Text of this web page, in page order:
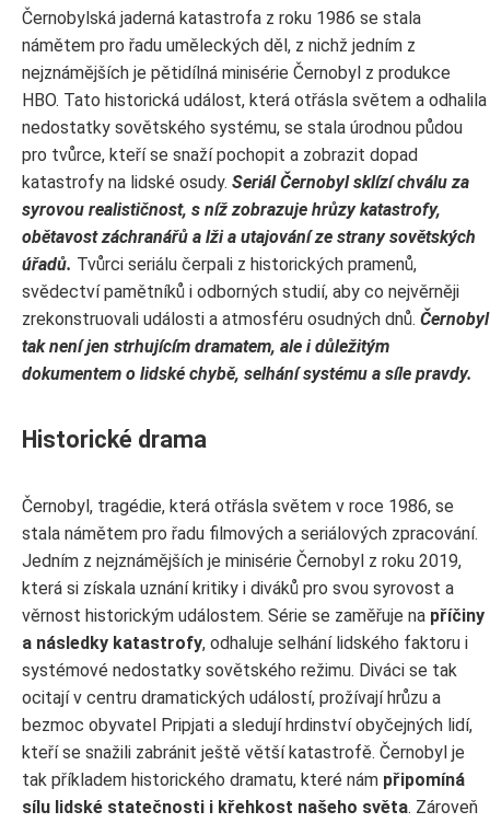
Černobylská jaderná katastrofa z roku 1986 se stala
námětem pro řadu uměleckých děl, z nichž jedním z
nejznámějších je pětidílná minisérie Černobyl z produkce
HBO. Tato historická událost, která otřásla světem a odhalila
nedostatky sovětského systému, se stala úrodnou půdou
pro tvůrce, kteří se snaží pochopit a zobrazit dopad
katastrofy na lidské osudy. Seriál Černobyl sklízí chválu za
syrovou realističnost, s níž zobrazuje hrůzy katastrofy,
obětavost záchranářů a lži a utajování ze strany sovětských
úřadů. Tvůrci seriálu čerpali z historických pramenů,
svědectví pamětníků i odborných studií, aby co nejvěrněji
zrekonstruovali události a atmosféru osudných dnů. Černobyl
tak není jen strhujícím dramatem, ale i důležitým
dokumentem o lidské chybě, selhání systému a síle pravdy.
Historické drama
Černobyl, tragédie, která otřásla světem v roce 1986, se
stala námětem pro řadu filmových a seriálových zpracování.
Jedním z nejznámějších je minisérie Černobyl z roku 2019,
která si získala uznání kritiky i diváků pro svou syrovost a
věrnost historickým událostem. Série se zaměřuje na příčiny
a následky katastrofy, odhaluje selhání lidského faktoru i
systémové nedostatky sovětského režimu. Diváci se tak
ocitají v centru dramatických událostí, prožívají hrůzu a
bezmoc obyvatel Pripjati a sledují hrdinství obyčejných lidí,
kteří se snažili zabránit ještě větší katastrofě. Černobyl je
tak příkladem historického dramatu, které nám připomíná
sílu lidské statečnosti i křehkost našeho světa. Zároveň